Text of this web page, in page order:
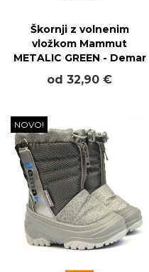
Škornji z volnenim
vložkom Mammut
METALIC GREEN - Demar
od 32,90 €
NOVO!